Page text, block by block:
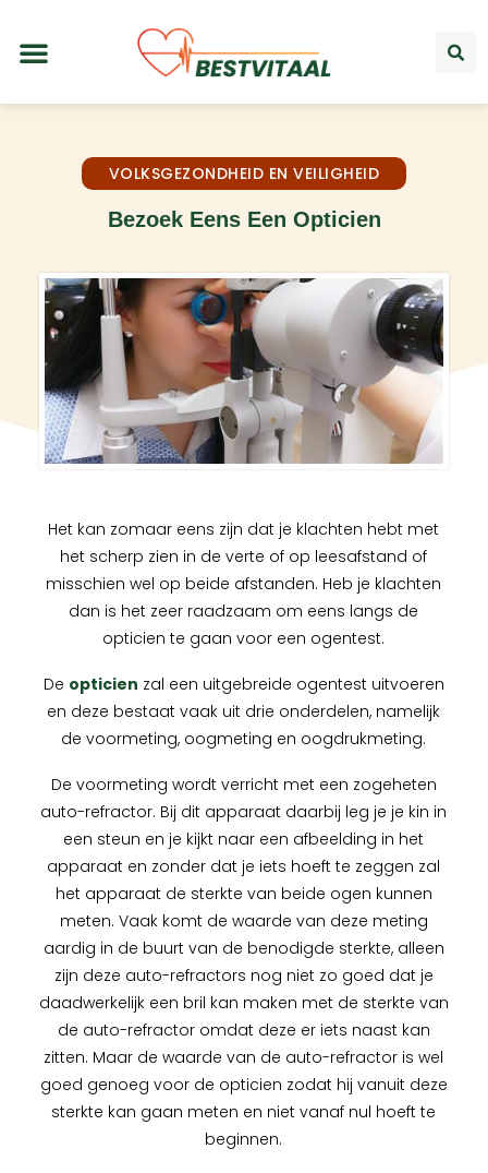
VOLKSGEZONDHEID EN VEILIGHEID
Bezoek Eens Een Opticien
Het kan zomaar eens zijn dat je klachten hebt met
het scherp zien in de verte of op leesafstand of
misschien wel op beide afstanden. Heb je klachten
dan is het zeer raadzaam om eens langs de
opticien te gaan voor een ogentest.
De opticien zal een uitgebreide ogentest uitvoeren
en deze bestaat vaak uit drie onderdelen, namelijk
de voormeting, oogmeting en oogdrukmeting.
De voormeting wordt verricht met een zogeheten
auto-refractor. Bij dit apparaat daarbij leg je je kin in
een steun en je kijkt naar een afbeelding in het
apparaat en zonder dat je iets hoeft te zeggen zal
het apparaat de sterkte van beide ogen kunnen
meten. Vaak komt de waarde van deze meting
aardig in de buurt van de benodigde sterkte, alleen
zijn deze auto-refractors nog niet zo goed dat je
daadwerkelijk een bril kan maken met de sterkte van
de auto-refractor omdat deze er iets naast kan
zitten. Maar de waarde van de auto-refractor is wel
goed genoeg voor de opticien zodat hij vanuit deze
sterkte kan gaan meten en niet vanaf nul hoeft te
beginnen.